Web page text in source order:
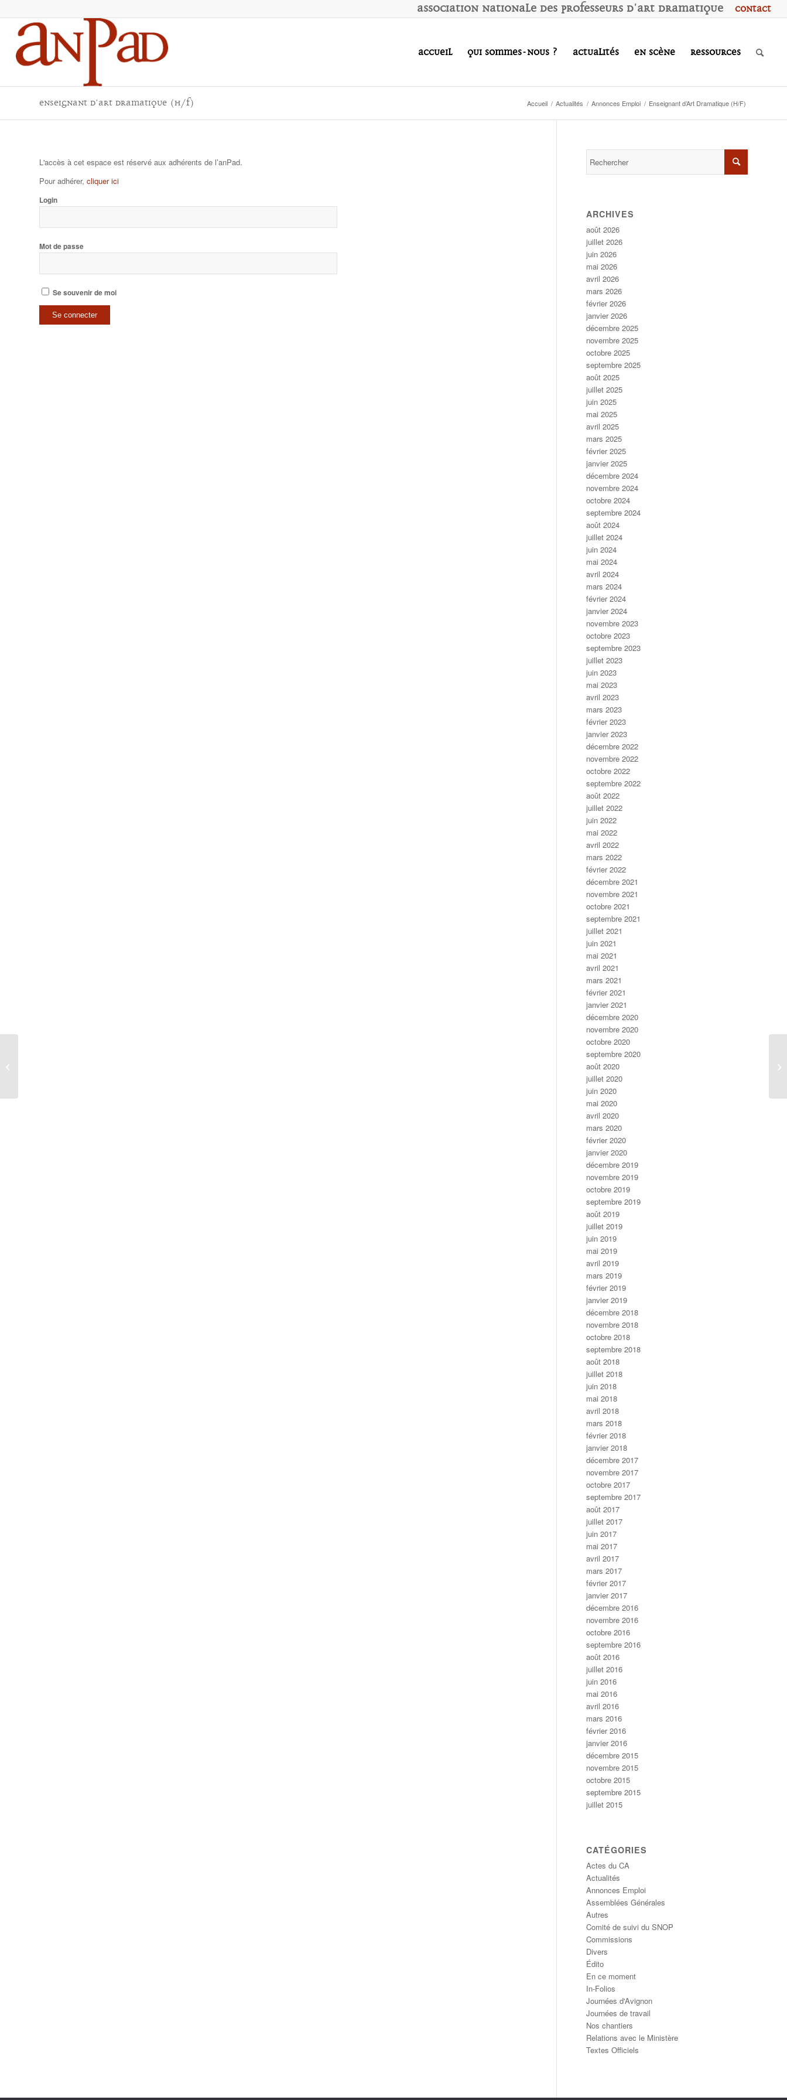
Contact
Association Nationale des Professeurs d'Art Dramatique
Accueil Qui sommes-nous ? Actualités En scène Ressources
Enseignant d’Art Dramatique (H/F) Accueil / Actualités / Annonces Emploi / Enseignant d’Art Dramatique (H/F)
L'accès à cet espace est réservé aux adhérents de l’anPad.
Pour adhérer, cliquer ici
Login
Mot de passe
Se souvenir de moi
ARCHIVES
août 2026
juillet 2026
juin 2026
mai 2026
avril 2026
mars 2026
février 2026
janvier 2026
décembre 2025
novembre 2025
octobre 2025
septembre 2025
août 2025
juillet 2025
juin 2025
mai 2025
avril 2025
mars 2025
février 2025
janvier 2025
décembre 2024
novembre 2024
octobre 2024
septembre 2024
août 2024
juillet 2024
juin 2024
mai 2024
avril 2024
mars 2024
février 2024
janvier 2024
novembre 2023
octobre 2023
septembre 2023
juillet 2023
juin 2023
mai 2023
avril 2023
mars 2023
février 2023
janvier 2023
décembre 2022
novembre 2022
octobre 2022
septembre 2022
août 2022
juillet 2022
juin 2022
mai 2022
avril 2022
mars 2022
février 2022
décembre 2021
novembre 2021
octobre 2021
septembre 2021
juillet 2021
juin 2021
mai 2021
avril 2021
mars 2021
février 2021
janvier 2021
décembre 2020
novembre 2020
octobre 2020
septembre 2020
août 2020
juillet 2020
juin 2020
mai 2020
avril 2020
mars 2020
février 2020
janvier 2020
décembre 2019
novembre 2019
octobre 2019
septembre 2019
août 2019
juillet 2019
juin 2019
mai 2019
avril 2019
mars 2019
février 2019
janvier 2019
décembre 2018
novembre 2018
octobre 2018
septembre 2018
août 2018
juillet 2018
juin 2018
mai 2018
avril 2018
mars 2018
février 2018
janvier 2018
décembre 2017
novembre 2017
octobre 2017
septembre 2017
août 2017
juillet 2017
juin 2017
mai 2017
avril 2017
mars 2017
février 2017
janvier 2017
décembre 2016
novembre 2016
octobre 2016
septembre 2016
août 2016
juillet 2016
juin 2016
mai 2016
avril 2016
mars 2016
février 2016
janvier 2016
décembre 2015
novembre 2015
octobre 2015
septembre 2015
juillet 2015
CATÉGORIES
Actes du CA
Actualités
Annonces Emploi
Assemblées Générales
Autres
Comité de suivi du SNOP
Commissions
Divers
Édito
En ce moment
In-Folios
Journées d'Avignon
Journées de travail
Nos chantiers
Relations avec le Ministère
Textes Officiels